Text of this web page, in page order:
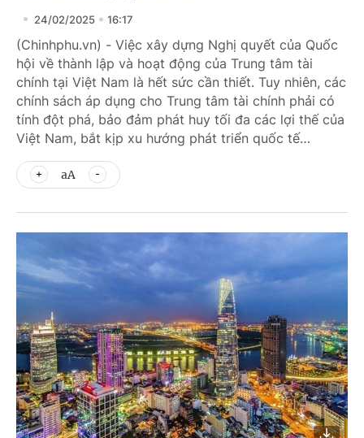
24/02/2025 16:17
(Chinhphu.vn) - Việc xây dựng Nghị quyết của Quốc
hội về thành lập và hoạt động của Trung tâm tài
chính tại Việt Nam là hết sức cần thiết. Tuy nhiên, các
chính sách áp dụng cho Trung tâm tài chính phải có
tính đột phá, bảo đảm phát huy tối đa các lợi thế của
Việt Nam, bắt kịp xu hướng phát triển quốc tế…
aA